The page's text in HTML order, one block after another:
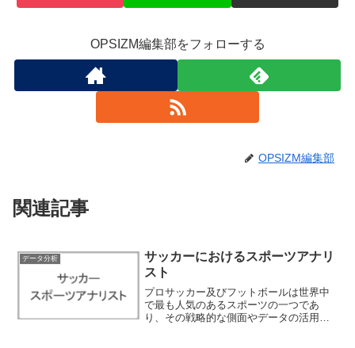
OPSIZM編集部をフォローする
OPSIZM編集部
関連記事
データ分析
サッカーにおけるスポーツアナリ
スト
プロサッカー及びフットボールは世界中
で最も人気のあるスポーツの一つであ
り、その戦略的な側面やデータの活用が